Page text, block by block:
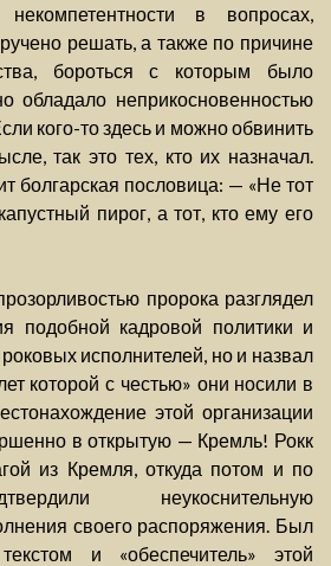
в вопросах,
решать, а также по причине
бороться с которым было
обладало неприкосновенностью
кого-то здесь и можно обвинить
так это тех, кто их назначал.
болгарская пословица: — «Не тот
пирог, а тот, кто ему его
пророка разглядел
подобной кадровой политики и
исполнителей, но и назвал
которой с честью» они носили в
этой организации
в открытую — Кремль! Рокк
из Кремля, откуда потом и по
неукоснительную
своего распоряжения. Был
и «обеспечитель» этой